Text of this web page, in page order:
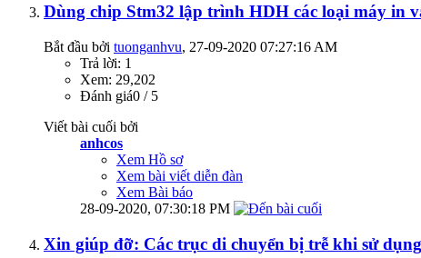
Dùng chip Stm32 lập trình HDH các loại máy in
Bắt đầu bởi tuonganhvu‎, 27-09-2020 07:27:16 AM
Trả lời: 1
Xem: 29,202
Đánh giá0 / 5
Viết bài cuối bởi
anhcos
Xem Hồ sơ
Xem bài viết diễn đàn
Xem Bài báo
28-09-2020, 07:30:18 PM
Xin giúp đỡ: Các trục di chuyển bị trễ khi sử